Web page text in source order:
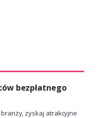
bezpłatnego
zyskaj atrakcyjne